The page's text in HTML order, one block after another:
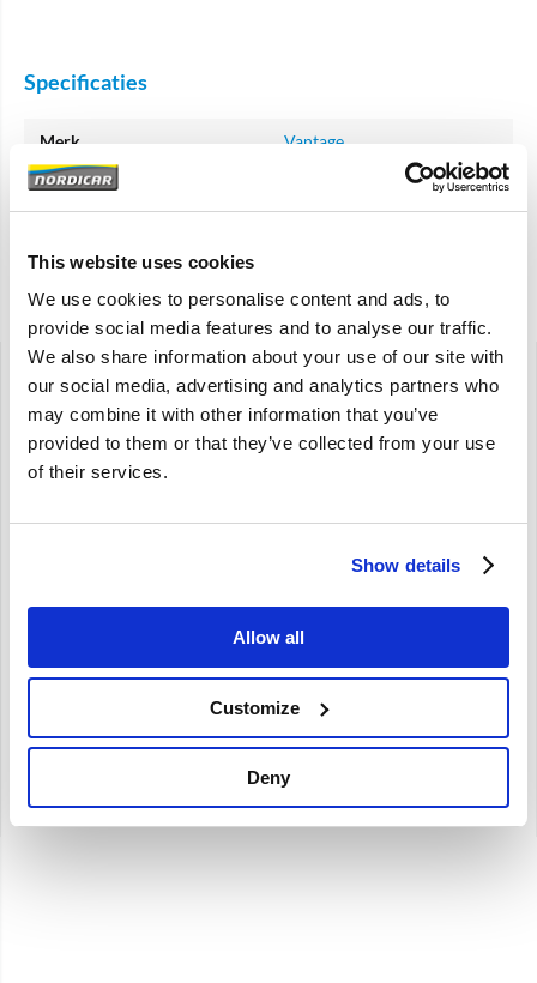
This website uses cookies
We use cookies to personalise content and ads, to
provide social media features and to analyse our traffic.
We also share information about your use of our site with
our social media, advertising and analytics partners who
may combine it with other information that you’ve
provided to them or that they’ve collected from your use
of their services.
Show details
Allow all
Customize
Deny
Specificaties
Merk Vantage
Artikelcode
Gerelateerde artikelen
Artikelnummer: 950389